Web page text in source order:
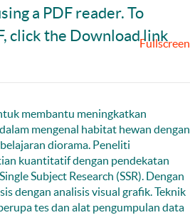
a PDF reader. To
click the Download link
Fullscreen
membantu meningkatkan
mengenal habitat hewan dengan
diorama. Peneliti
kuantitatif dengan pendekatan
Subject Research (SSR). Dengan
dengan analisis visual grafik. Teknik
tes dan alat pengumpulan data